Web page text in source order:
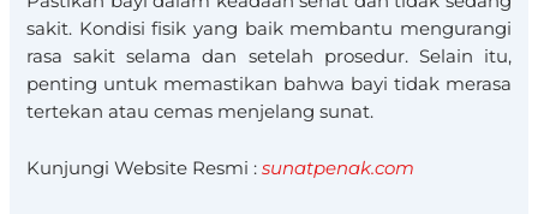
sakit. Kondisi fisik yang baik membantu mengurangi
rasa sakit selama dan setelah prosedur. Selain itu,
penting untuk memastikan bahwa bayi tidak merasa
tertekan atau cemas menjelang sunat.
Kunjungi Website Resmi :sunatpenak.com